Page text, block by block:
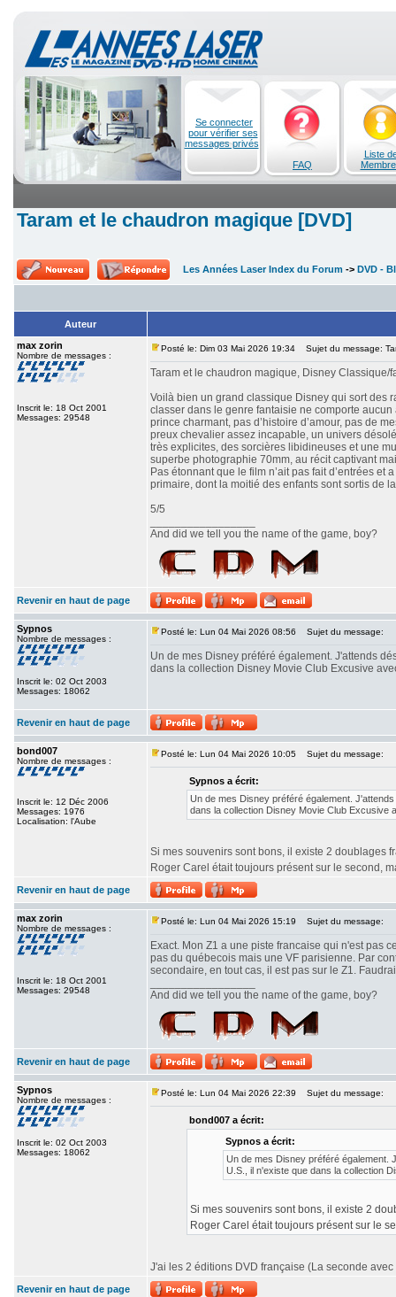
Se connecter
pour vérifier ses
messages privés
FAQ
Liste
Taram et le chaudron magique [DVD]
Les Années Laser Index du Forum -> DVD -
Auteur
max zorin
Nombre de messages :
Inscrit le: 18 Oct 2001
Messages: 29548
Posté le: Dim 03 Mai 2026 19:34 Sujet du message:
Taram et le chaudron magique, Disney
Voilà bien un grand classique Disney qui sort des
classer dans le genre fantaisie ne comporte
prince charmant, pas d’histoire d’amour, pas de
preux chevalier assez incapable, un univers
très explicites, des sorcières libidineuses et une
superbe photographie 70mm, au récit captivant
Pas étonnant que le film n’ait pas fait d’entrées
primaire, dont la moitié des enfants sont sortis de
5/5
And did we tell you the name of the game, boy?
Revenir en haut de page
Sypnos
Nombre de messages :
Inscrit le: 02 Oct 2003
Messages: 18062
Posté le: Lun 04 Mai 2026 08:56 Sujet du message:
Un de mes Disney préféré également. J'attends
dans la collection Disney Movie Club Excusive
Revenir en haut de page
bond007
Nombre de messages :
Inscrit le: 12 Déc 2006
Messages: 1976
Localisation: l'Aube
Posté le: Lun 04 Mai 2026 10:05 Sujet du message:
Sypnos a écrit:
Un de mes Disney préféré également.
dans la collection Disney Movie Club Excusive
Si mes souvenirs sont bons, il existe 2 doublages
Roger Carel était toujours présent sur le second,
Revenir en haut de page
max zorin
Nombre de messages :
Inscrit le: 18 Oct 2001
Messages: 29548
Posté le: Lun 04 Mai 2026 15:19 Sujet du message:
Exact. Mon Z1 a une piste francaise qui n'est pas
pas du québecois mais une VF parisienne. Par
secondaire, en tout cas, il est pas sur le Z1.
And did we tell you the name of the game, boy?
Revenir en haut de page
Sypnos
Nombre de messages :
Inscrit le: 02 Oct 2003
Messages: 18062
Posté le: Lun 04 Mai 2026 22:39 Sujet du message:
bond007 a écrit:
Sypnos a écrit:
Un de mes Disney préféré également.
U.S., il n'existe que dans la collection
Si mes souvenirs sont bons, il existe 2
Roger Carel était toujours présent sur le
J'ai les 2 éditions DVD française (La seconde
Revenir en haut de page